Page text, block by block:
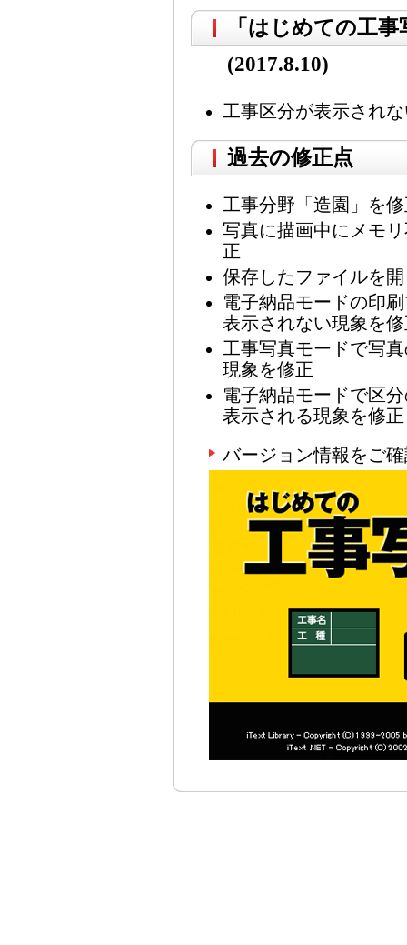
「はじめての工
(2017.8.10)
工事区分が表示され
過去の修正点
工事分野「造園」を
写真に描画中にメモ
正
保存したファイルを
電子納品モードの印
表示されない現象を
工事写真モードで写
現象を修正
電子納品モードで区
表示される現象を修正
バージョン情報をご